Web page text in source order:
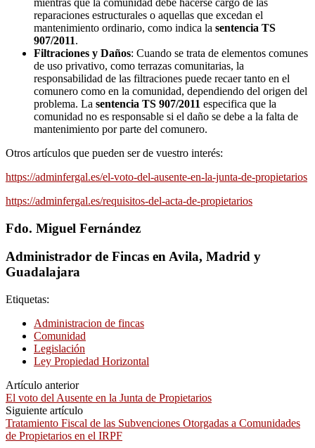
reparaciones estructurales o aquellas que excedan el
mantenimiento ordinario, como indica la sentencia TS
907/2011.
Filtraciones y Daños: Cuando se trata de elementos comunes
de uso privativo, como terrazas comunitarias, la
responsabilidad de las filtraciones puede recaer tanto en el
comunero como en la comunidad, dependiendo del origen del
problema. La sentencia TS 907/2011 especifica que la
comunidad no es responsable si el daño se debe a la falta de
mantenimiento por parte del comunero.
Otros artículos que pueden ser de vuestro interés:
https://adminfergal.es/el-voto-del-ausente-en-la-junta-de-propietarios
https://adminfergal.es/requisitos-del-acta-de-propietarios
Fdo. Miguel Fernández
Administrador de Fincas en Avila, Madrid y
Guadalajara
Etiquetas:
Administracion de fincas
Comunidad
Legislación
Ley Propiedad Horizontal
Artículo anterior
El voto del Ausente en la Junta de Propietarios
Siguiente artículo
Tratamiento Fiscal de las Subvenciones Otorgadas a Comunidades
de Propietarios en el IRPF